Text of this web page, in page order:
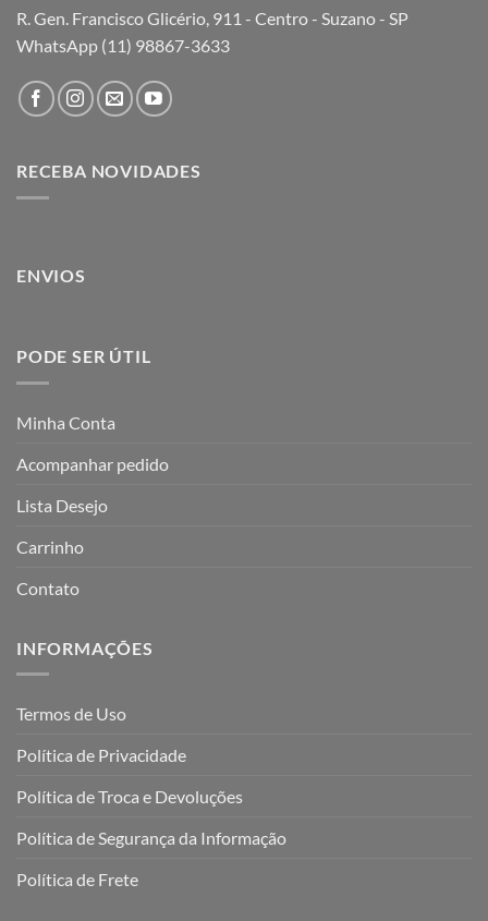
R. Gen. Francisco Glicério, 911 - Centro - Suzano - SP
WhatsApp (11) 98867-3633
RECEBA NOVIDADES
ENVIOS
PODE SER ÚTIL
Minha Conta
Acompanhar pedido
Lista Desejo
Carrinho
Contato
INFORMAÇÕES
Termos de Uso
Política de Privacidade
Política de Troca e Devoluções
Política de Segurança da Informação
Política de Frete